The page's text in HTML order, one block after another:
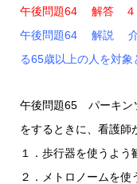
午後問題64 解答 ４
午後問題64 解説 介
る65歳以上の人を対象
午後問題65 パーキン
をするときに、看護師
１．歩行器を使うよう
２．メトロノームを使